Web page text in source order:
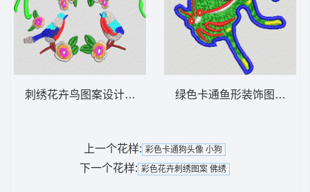
刺绣花卉鸟图案设计 鸟语花香 绿色卡通鱼形装饰图案 小猫
上一个花样: 彩色卡通狗头像 小狗
下一个花样: 彩色花卉刺绣图案 佛绣